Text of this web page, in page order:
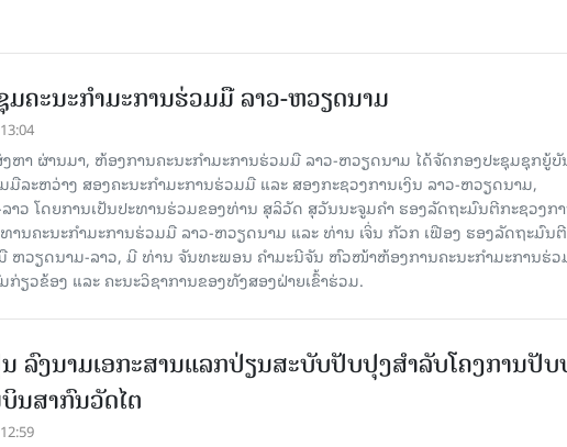
ມຄະນະກຳມະການຮ່ວມມື ລາວ-ຫວຽດນາມ
ຫາ ຜ່ານມາ, ຫ້ອງການຄະນະກຳມະການຮ່ວມມື ລາວ-ຫວຽດນາມ ໄດ້ຈັດກອງປະຊຸມຊຸກຍູ້ບັ
ລະຫວ່າງ ສອງຄະນະກຳມະການຮ່ວມມື ແລະ ສອງກະຊວງການເງິນ ລາວ-ຫວຽດນາມ,
າວ ໂດຍການເປັນປະທານຮ່ວມຂອງທ່ານ ສຸລິວັດ ສຸວັນນະຈູມຄໍາ ຮອງລັດຖະມົນຕີກະຊວງກ
ທານຄະນະກຳມະການຮ່ວມມື ລາວ-ຫວຽດນາມ ແລະ ທ່ານ ເຈິ່ນ ກັວກ ເຟືອງ ຮອງລັດຖະມົນຕີ
ຫວຽດນາມ-ລາວ, ມີ ທ່ານ ຈັນທະພອນ ຄໍາມະນີຈັນ ຫົວໜ້າຫ້ອງການຄະນະກຳມະການຮ່
ວຂ້ອງ ແລະ ຄະນະວິຊາການຂອງທັງສອງຝ່າຍເຂົ້າຮ່ວມ.
ລົງນາມເອກະສານແລກປ່ຽນສະບັບປັບປຸງສໍາລັບໂຄງການປັ
ນສາກົນວັດໄຕ